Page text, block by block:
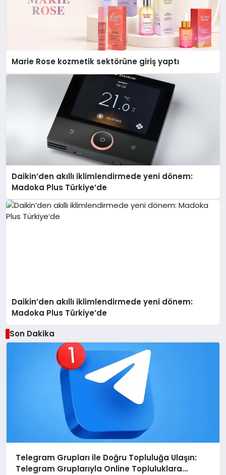
Marie Rose kozmetik sektörüne giriş yaptı
Daikin’den akıllı iklimlendirmede yeni dönem:
Madoka Plus Türkiye’de
Daikin’den akıllı iklimlendirmede yeni dönem:
Madoka Plus Türkiye’de
Son Dakika
Telegram Grupları ile Doğru Topluluğa Ulaşın:
Telegram Gruplarıyla Online Topluluklara